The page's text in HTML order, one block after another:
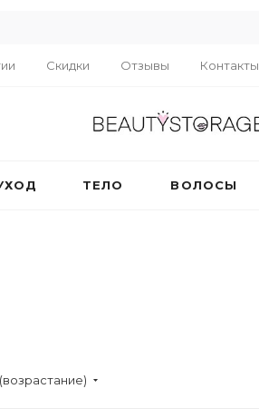
Скидки Отзывы Контакты
ТЕЛО ВОЛОСЫ